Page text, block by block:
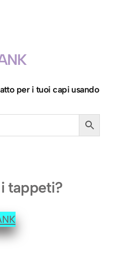
per i tuoi capi usando
tappeti?